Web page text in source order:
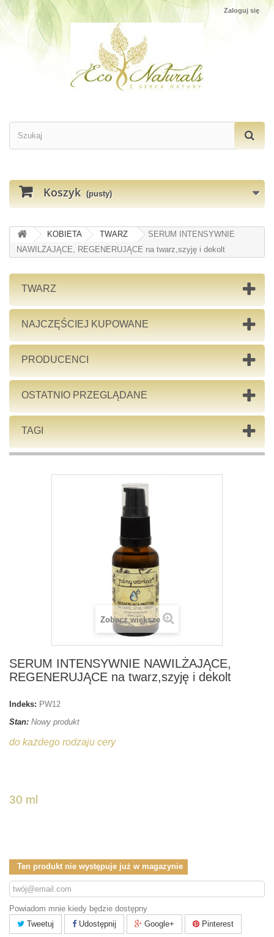
Zaloguj się
Koszyk (pusty)
KOBIETA TWARZ
SERUM INTENSYWNIE
NAWILŻAJĄCE, REGENERUJĄCE na twarz,szyję i dekolt
TWARZ
NAJCZĘŚCIEJ KUPOWANE
PRODUCENCI
OSTATNIO PRZEGLĄDANE
TAGI
Zobacz większe
SERUM INTENSYWNIE NAWILŻAJĄCE,
REGENERUJĄCE na twarz,szyję i dekolt
Indeks: PW12
Stan: Nowy produkt
do każdego rodzaju cery
30 ml
Ten produkt nie występuje już w magazynie
Powiadom mnie kiedy będzie dostępny
Tweetuj
Udostępnij Google+ Pinterest